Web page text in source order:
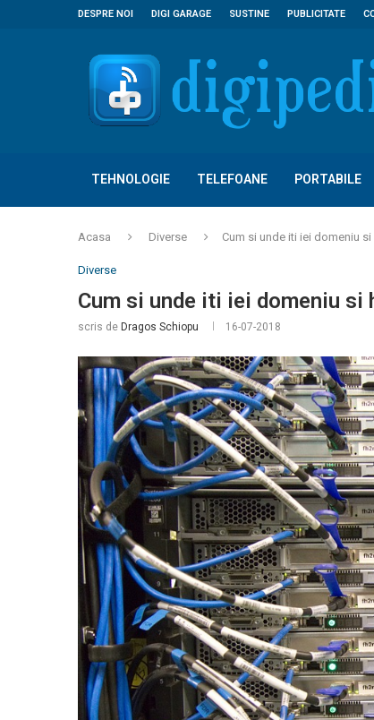
DESPRE NOI DIGI GARAGE SUSTINE PUBLICITATE
TEHNOLOGIE TELEFOANE PORTABILE
Acasa Diverse Cum si unde iti iei domeniu
Diverse
Cum si unde iti iei domeniu si
scris de Dragos Schiopu 16-07-2018